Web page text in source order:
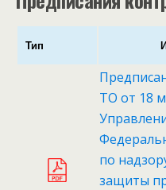
Тип
ТО от 18
по
защиты